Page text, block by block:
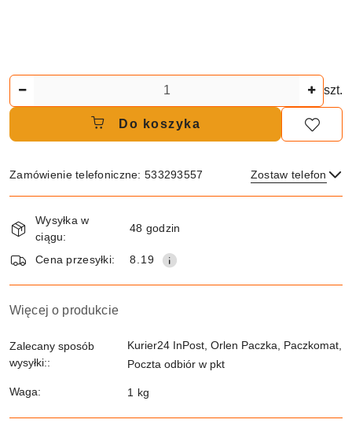
szt.
Do koszyka
Zamówienie telefoniczne: 533293557 Zostaw telefon
Dostępność
i
dostawa
Wysyłka w
ciągu:
48 godzin
Cena przesyłki: 8.19
Więcej o produkcie
Zalecany sposób
wysyłki::
Kurier24 InPost, Orlen Paczka, Paczkomat,
Poczta odbiór w pkt
Waga: 1 kg